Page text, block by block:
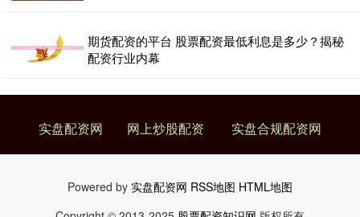
期货配资的平台 股票配资最低利息是多少？揭秘
配资行业内幕
实盘配资网 网上炒股配资 实盘合规配资网
Powered by 实盘配资网 RSS地图 HTML地图